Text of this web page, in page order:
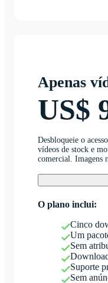
Apenas
US$
Desbloqueie o
vídeos de stock e
comercial. Imagens
O plano inclui:
Cinco
Um
Sem
Suporte
Sem